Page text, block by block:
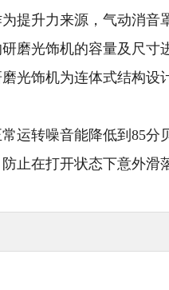
提升力来源，气动消音
磨光饰机的容量及尺寸
光饰机为连体式结构
运转噪音能降低到85分
止在打开状态下意外滑